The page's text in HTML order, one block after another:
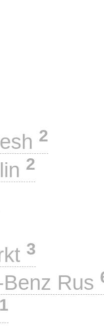
2
2
3
Rus
1